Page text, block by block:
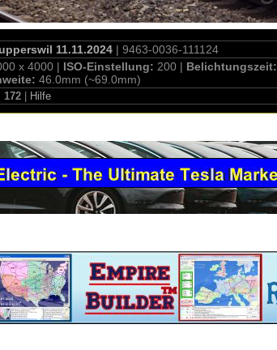
11.11.2024| 9463-0036-111124
x 4000 | ISO-Einstellung: 200 | Belichtungszeit:
46.0mm (~69.0mm)
172| Hilfe